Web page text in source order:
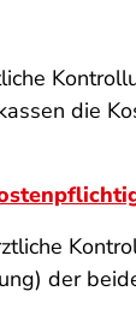
die
der